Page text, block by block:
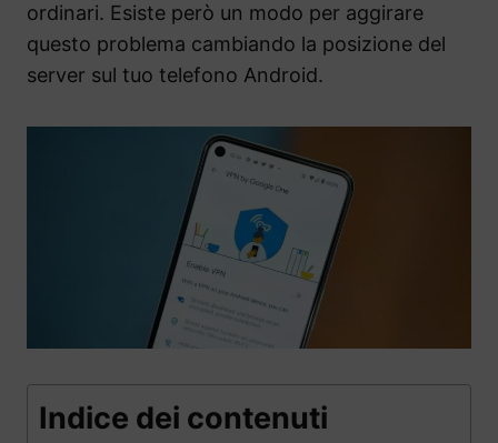
ordinari. Esiste però un modo per aggirare
questo problema cambiando la posizione del
server sul tuo telefono Android.
Indice dei contenuti